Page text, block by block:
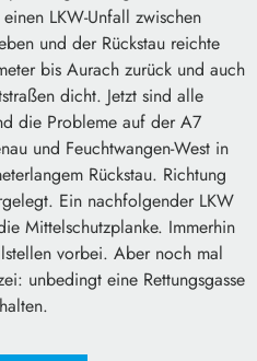
LKW-Unfall zwischen
und der Rückstau reichte
bis Aurach zurück und auch
dicht. Jetzt sind alle
die Probleme auf der A7
und Feuchtwangen-West in
Rückstau. Richtung
Ein nachfolgender LKW
Mittelschutzplanke. Immerhin
vorbei. Aber noch mal
unbedingt eine Rettungsgasse